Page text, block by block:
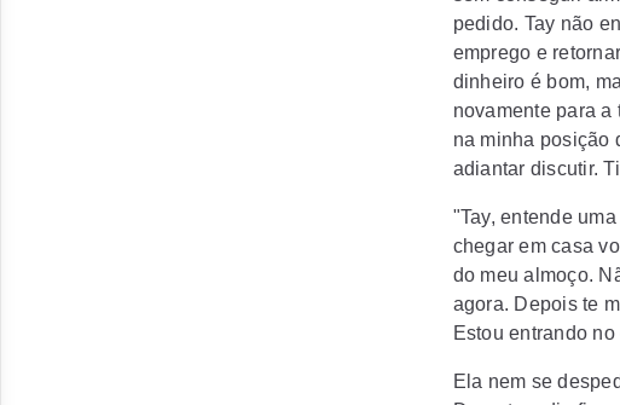
pedido. Tay não
emprego e
dinheiro é bom,
novamente para
na minha posição
adiantar discutir.
"Tay, entende
chegar em casa
do meu almoço.
agora. Depois te
Estou entrando
Ela nem se